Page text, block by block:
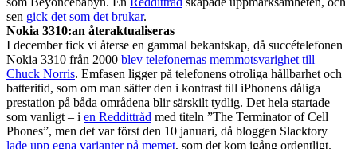
sen gick det som det brukar.
Nokia 3310:an återaktualiseras
I december fick vi återse en gammal bekantskap, då succételefonen
Nokia 3310 från 2000 blev telefonernas memmotsvarighet till
Chuck Norris. Emfasen ligger på telefonens otroliga hållbarhet och
batteritid, som om man sätter den i kontrast till iPhonens dåliga
prestation på båda områdena blir särskilt tydlig. Det hela startade –
som vanligt – i en Reddittråd med titeln ”The Terminator of Cell
Phones”, men det var först den 10 januari, då bloggen Slacktory
lade upp egna varianter på memet, som det kom igång ordentligt.